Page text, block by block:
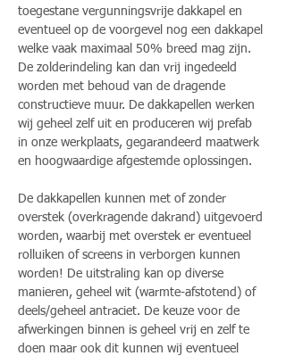
toegestane vergunningsvrije dakkapel en
eventueel op de voorgevel nog een dakkapel
welke vaak maximaal 50% breed mag zijn.
De zolderindeling kan dan vrij ingedeeld
worden met behoud van de dragende
constructieve muur. De dakkapellen werken
wij geheel zelf uit en produceren wij prefab
in onze werkplaats, gegarandeerd maatwerk
en hoogwaardige afgestemde oplossingen.
De dakkapellen kunnen met of zonder
overstek (overkragende dakrand) uitgevoerd
worden, waarbij met overstek er eventueel
rolluiken of screens in verborgen kunnen
worden! De uitstraling kan op diverse
manieren, geheel wit (warmte-afstotend) of
deels/geheel antraciet. De keuze voor de
afwerkingen binnen is geheel vrij en zelf te
doen maar ook dit kunnen wij eventueel